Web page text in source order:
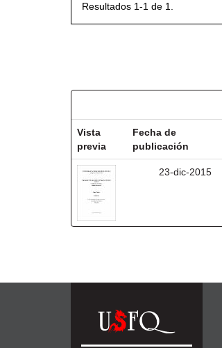
Resultados 1-1 de 1.
Vista
previa
Fecha de
publicación
23-dic-2015